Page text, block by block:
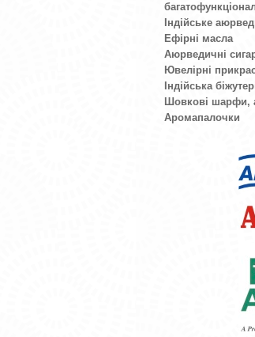
Індійське
Ефірні масла
Аюрведичні
Ювелірні
Індійська
Шовкові шарфи,
Аромапалочки